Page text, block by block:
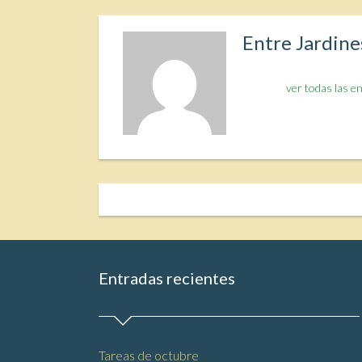
Entre
ver todas las
Entradas recientes
Tareas de octubre